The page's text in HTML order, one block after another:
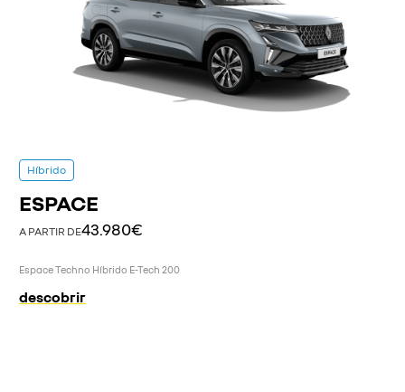
Híbrido
ESPACE
A PARTIR DE43.980€
Espace Techno Híbrido E-Tech 200
descobrir